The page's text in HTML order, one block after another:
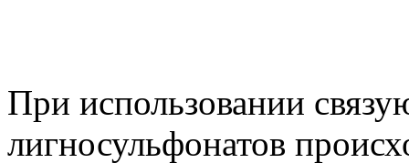
При использовании
лигносульфонатов